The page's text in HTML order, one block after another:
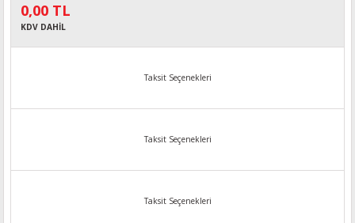
0,00 TL
KDV DAHİL
Taksit Seçenekleri
Taksit Seçenekleri
Taksit Seçenekleri